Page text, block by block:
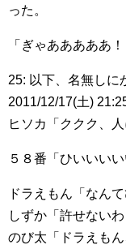
った。
「ぎゃあああああ
25: 以下、名無しに
2011/12/17(土)
ヒソカ「ククク、
５８番「ひいいいい
ドラえもん「なん
しずか「許せないわ
のび太「ドラえも